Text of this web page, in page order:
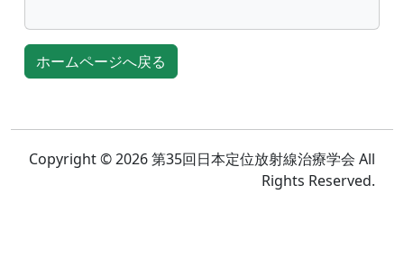
ホームページへ戻る
Copyright © 2026 第35回日本定位放射線治療学会 All
Rights Reserved.